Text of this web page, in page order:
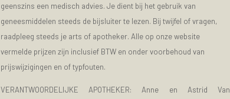
geenszins een medisch advies. Je dient bij het gebruik van
geneesmiddelen steeds de bijsluiter te lezen. Bij twijfel of vragen,
raadpleeg steeds je arts of apotheker. Alle op onze website
vermelde prijzen zijn inclusief BTW en onder voorbehoud van
prijswijzigingen en of typfouten.
VERANTWOORDELIJKE APOTHEKER: Anne en Astrid Van